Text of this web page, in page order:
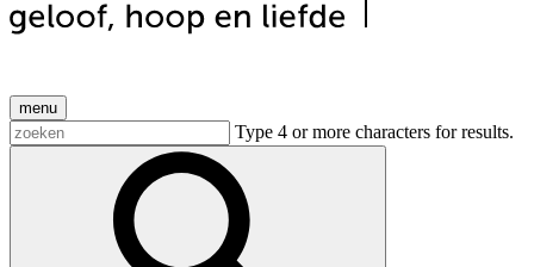
menu
Type 4 or more characters for results.